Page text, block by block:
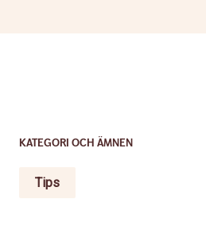
KATEGORI OCH ÄMNEN
Tips